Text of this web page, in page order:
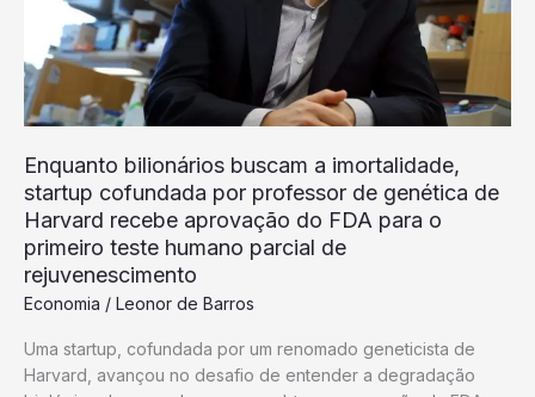
inteligentes
longo
da
vida
Enquanto bilionários buscam a imortalidade,
startup cofundada por professor de genética de
Harvard recebe aprovação do FDA para o
primeiro teste humano parcial de
rejuvenescimento
Economia / Leonor de Barros
Uma startup, cofundada por um renomado geneticista de
Harvard, avançou no desafio de entender a degradação